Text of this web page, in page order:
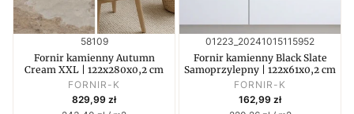
Kod produktu
58109
Fornir kamienny Autumn
Cream XXL | 122x280x0,2 cm
PRODUCENT
FORNIR-K
Cena
829,99 zł
Kod produktu
01223_20241015115952
Fornir kamienny Black Slate
Samoprzylepny | 122x61x0,2 cm
PRODUCENT
FORNIR-K
Cena
162,99 zł